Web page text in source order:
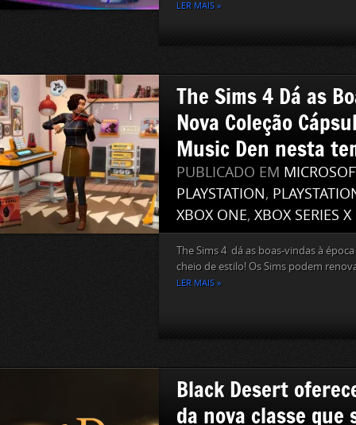
LER MAIS »
The Sims 4 Dá as
Nova Coleção
Music Den nesta
PUBLICADO EM
PLAYSTATION,
XBOX ONE, XBOX SERIES X
The Sims 4 dá as boas-vindas à
cheio de estilo! Os Sims podem
LER MAIS »
Black Desert
da nova classe que